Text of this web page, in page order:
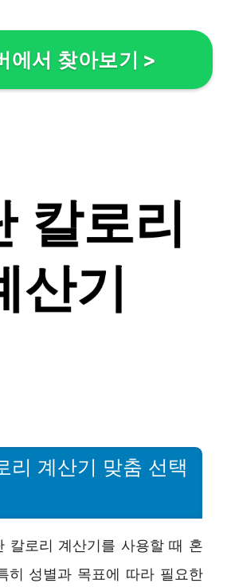
에서 찾아보기 >
리 계산기 맞춤 선택
칼로리 계산기를 사용할 때 혼
히 성별과 목표에 따라 필요한